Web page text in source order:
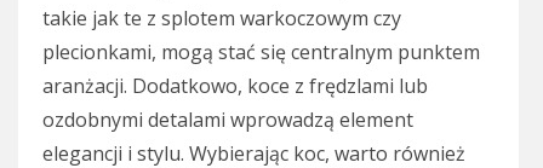
takie jak te z splotem warkoczowym czy
plecionkami, mogą stać się centralnym punktem
aranżacji. Dodatkowo, koce z frędzlami lub
ozdobnymi detalami wprowadzą element
elegancji i stylu. Wybierając koc, warto również